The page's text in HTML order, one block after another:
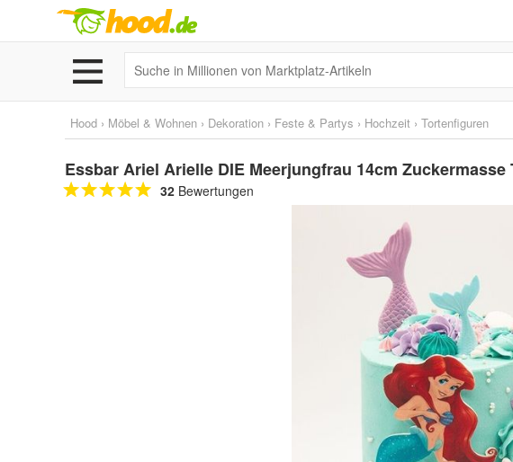
Hood › Möbel & Wohnen › Dekoration › Feste & Partys › Hochzeit › Tortenfiguren
Essbar Ariel Arielle DIE Meerjungfrau 14cm
32 Bewertungen